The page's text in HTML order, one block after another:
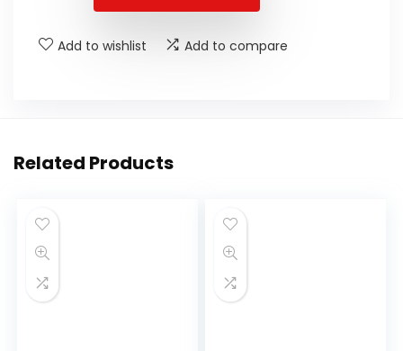
Add to wishlist Add to compare
Related Products